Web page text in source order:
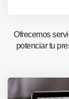
Ofrecemos
potenciar tu